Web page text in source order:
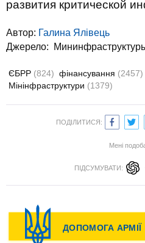
развития критической
Автор: Галина Ялівець
Джерело:
ЄБРР (824) фінансування (2457)
Мінінфраструктури (1379)
ПОДІЛИТИСЯ:
Мені
ПІДСУМУВАТИ: